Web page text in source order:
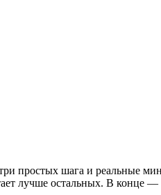
простых шага и реальные
лучше остальных. В конце